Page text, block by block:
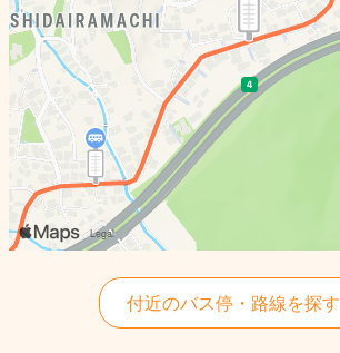
付近のバス停・路線を探す